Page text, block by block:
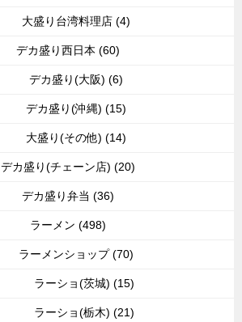
大盛り台湾料理店 (4)
デカ盛り西日本 (60)
デカ盛り(大阪) (6)
デカ盛り(沖縄) (15)
大盛り(その他) (14)
デカ盛り(チェーン店) (20)
デカ盛り弁当 (36)
ラーメン (498)
ラーメンショップ (70)
ラーショ(茨城) (15)
ラーショ(栃木) (21)